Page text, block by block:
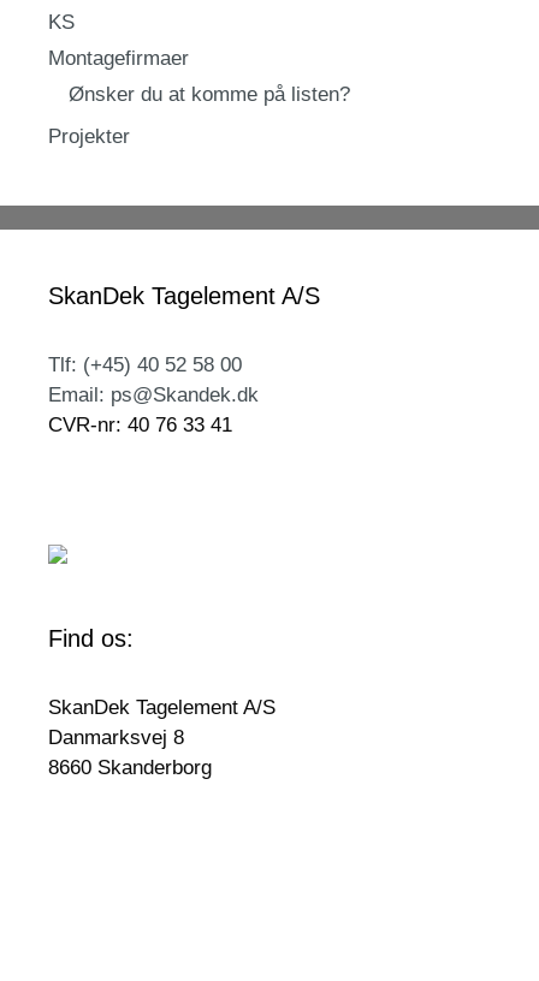
KS
Montagefirmaer
Ønsker du at komme på listen?
Projekter
SkanDek Tagelement A/S
Tlf: (+45) 40 52 58 00
Email: ps@Skandek.dk
CVR-nr: 40 76 33 41
Find os:
SkanDek Tagelement A/S
Danmarksvej 8
8660 Skanderborg